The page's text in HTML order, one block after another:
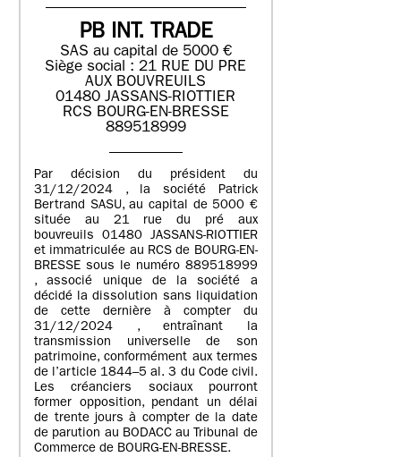
PB INT. TRADE
SAS au capital de 5000 €
Siège social : 21 RUE DU PRE
AUX BOUVREUILS
01480 JASSANS-RIOTTIER
RCS BOURG-EN-BRESSE
889518999
Par décision du président du
31/12/2024 , la société Patrick
Bertrand SASU, au capital de 5000 €
située au 21 rue du pré aux
bouvreuils 01480 JASSANS-RIOTTIER
et immatriculée au RCS de BOURG-EN-
BRESSE sous le numéro 889518999
, associé unique de la société a
décidé la dissolution sans liquidation
de cette dernière à compter du
31/12/2024 , entraînant la
transmission universelle de son
patrimoine, conformément aux termes
de l’article 1844–5 al. 3 du Code civil.
Les créanciers sociaux pourront
former opposition, pendant un délai
de trente jours à compter de la date
de parution au BODACC au Tribunal de
Commerce de BOURG-EN-BRESSE.